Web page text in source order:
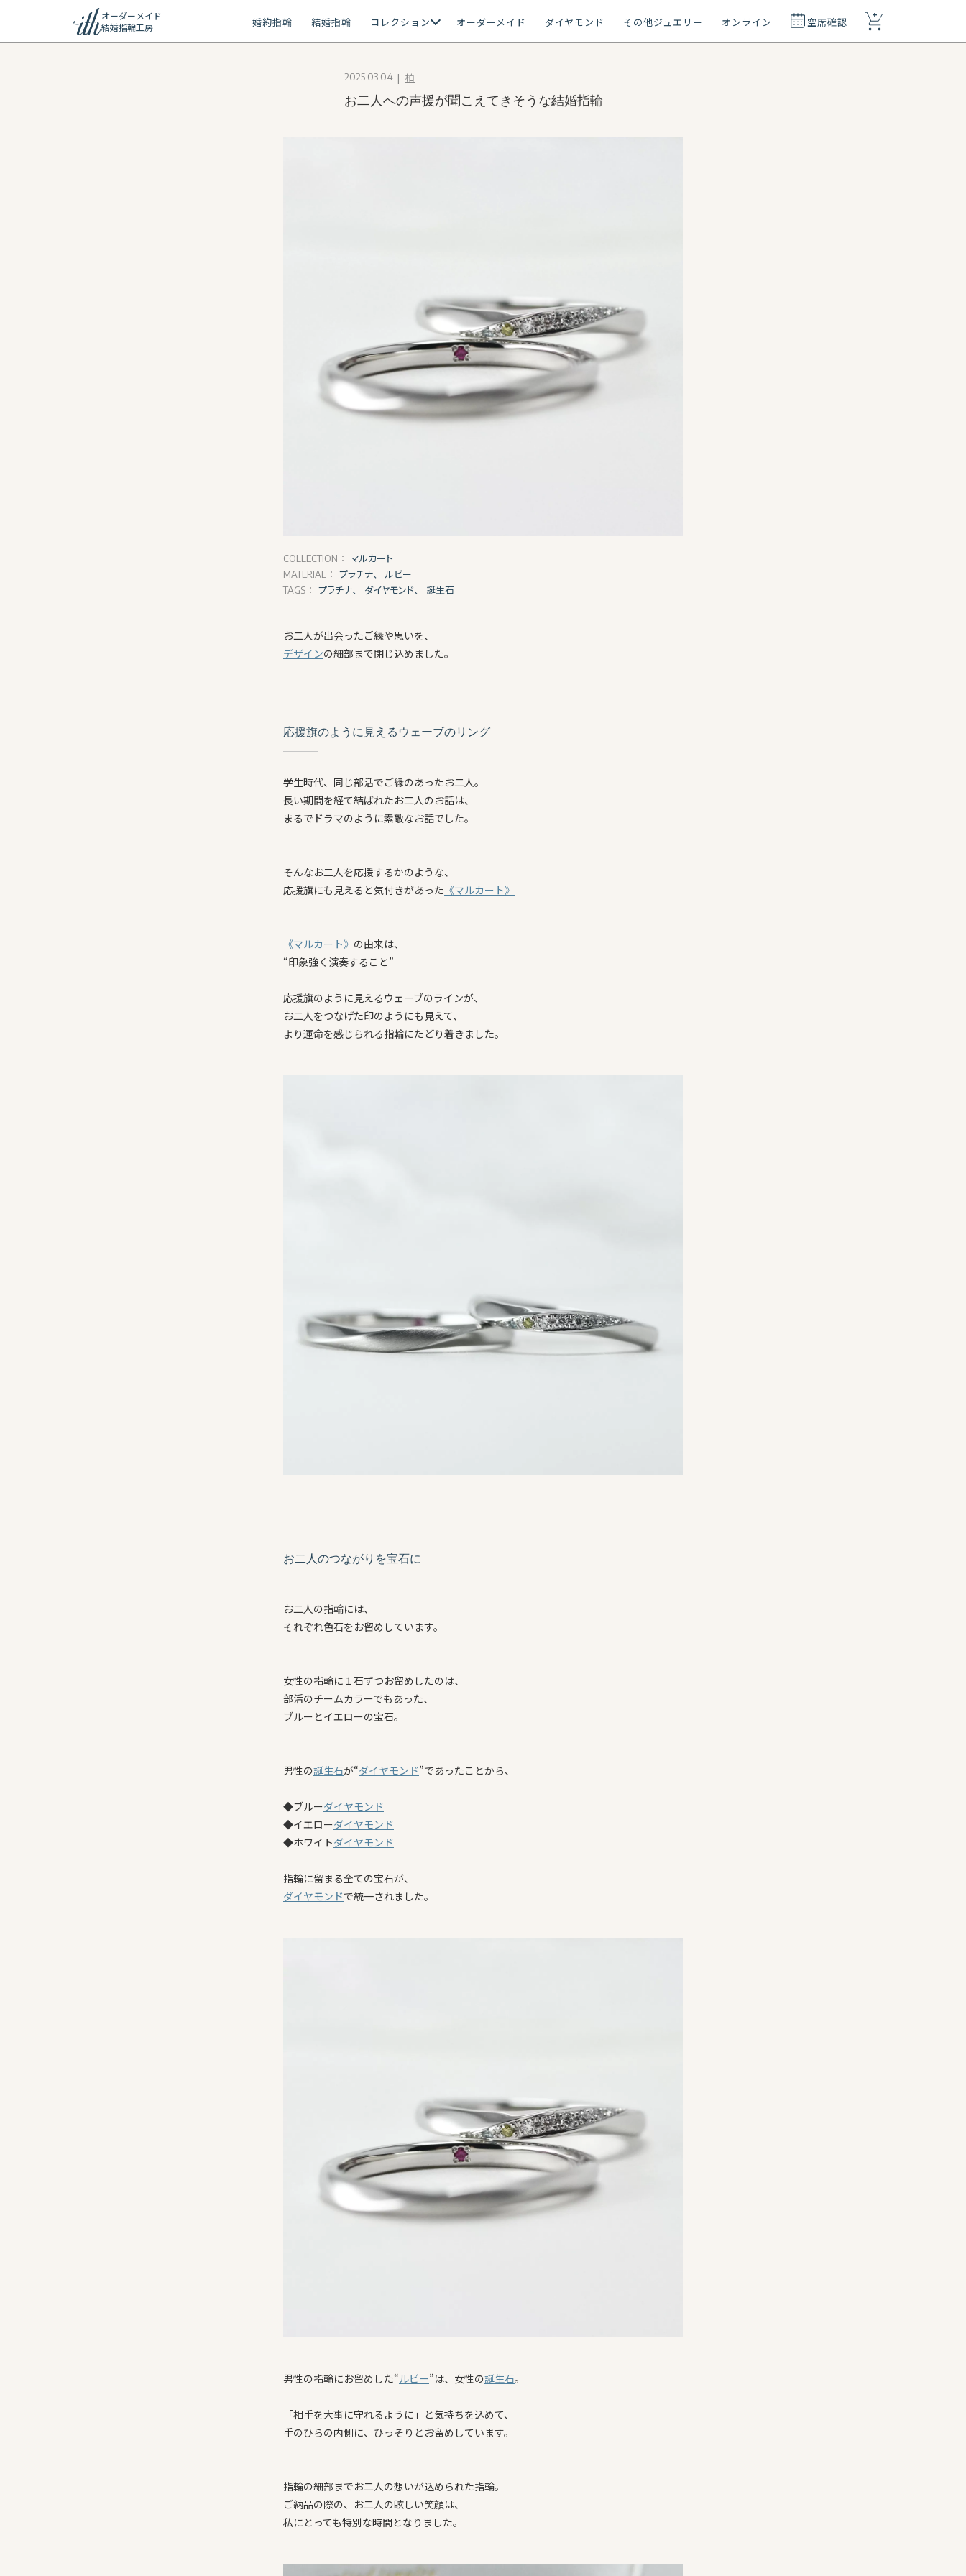
オーダーメイド
結婚指輪工房
婚約指輪 結婚指輪 コレクション オーダーメイド ダイヤモンド その他ジュエリー オンライン 空席確認
+
2025.03.04 柏
お二人への声援が聞こえてきそうな結婚指輪
COLLECTION： マルカート
MATERIAL： プラチナ、 ルビー
TAGS： プラチナ、 ダイヤモンド、 誕生石
お二人が出会ったご縁や思いを、
デザインの細部まで閉じ込めました。
応援旗のように見えるウェーブのリング
学生時代、同じ部活でご縁のあったお二人。
長い期間を経て結ばれたお二人のお話は、
まるでドラマのように素敵なお話でした。
そんなお二人を応援するかのような、
応援旗にも見えると気付きがあった 《マルカート》
《マルカート》 の由来は、
“印象強く演奏すること”
応援旗のように見えるウェーブのラインが、
お二人をつなげた印のようにも見えて、
より運命を感じられる指輪にたどり着きました。
お二人のつながりを宝石に
お二人の指輪には、
それぞれ色石をお留めしています。
女性の指輪に１石ずつお留めしたのは、
部活のチームカラーでもあった、
ブルーとイエローの宝石。
男性の誕生石が“ダイヤモンド”であったことから、
◆ブルーダイヤモンド
◆イエローダイヤモンド
◆ホワイトダイヤモンド
指輪に留まる全ての宝石が、
ダイヤモンドで統一されました。
男性の指輪にお留めした“ルビー”は、 女性の誕生石。
「相手を大事に守れるように」と気持ちを込めて、
手のひらの内側に、ひっそりとお留めしています。
指輪の細部までお二人の想いが込められた指輪。
ご納品の際の、お二人の眩しい笑顔は、
私にとっても特別な時間となりました。